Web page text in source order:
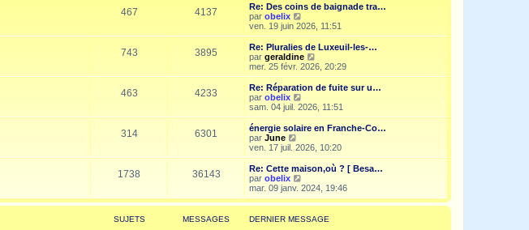
e
r
n
i
e
r
m
e
s
s
a
g
e
467 4137
Re: Des coins de baignade tra…
par obelix
o
i
r
l
e
r
n
i
r
e
s
s
g
e
ven. 19 juin 2026, 11:51
743 3895
Re: Pluralies de Luxeuil-les-…
par geraldine
o
i
r
e
d
r
n
i
r
e
s
a
mer. 25 févr. 2026, 20:29
463 4233
Re: Réparation de fuite sur u…
par obelix
o
i
r
e
e
r
n
i
e
m
sam. 04 juil. 2026, 11:51
314 6301
énergie solaire en Franche-Co…
par June
o
i
r
l
e
e
r
n
ven. 17 juil. 2026, 10:20
1738 36143
Re: Cette maison,où ? [ Besa…
par obelix
o
i
r
l
mar. 09 janv. 2024, 19:46
SUJETS MESSAGES DERNIER MESSAGE